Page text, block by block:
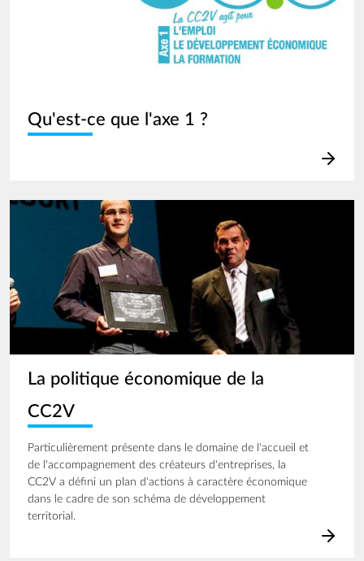
Qu'est-ce que l'axe 1 ?
Image
La politique économique de la
CC2V
Particulièrement présente dans le domaine de l'accueil et
de l'accompagnement des créateurs d'entreprises, la
CC2V a défini un plan d'actions à caractère économique
dans le cadre de son schéma de développement
territorial.